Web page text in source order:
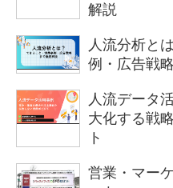
解説
人流分析と
例・広告戦
人流データ
大化する戦
ト
営業・マー